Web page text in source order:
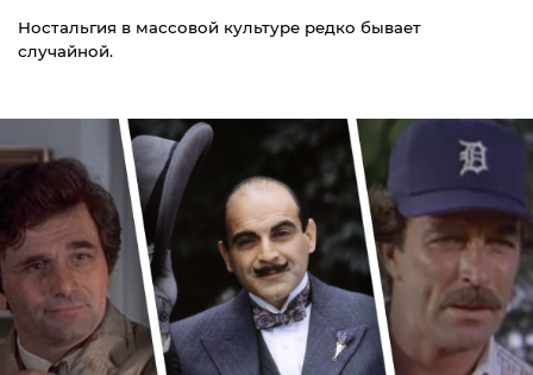
Ностальгия в массовой культуре редко бывает
случайной.